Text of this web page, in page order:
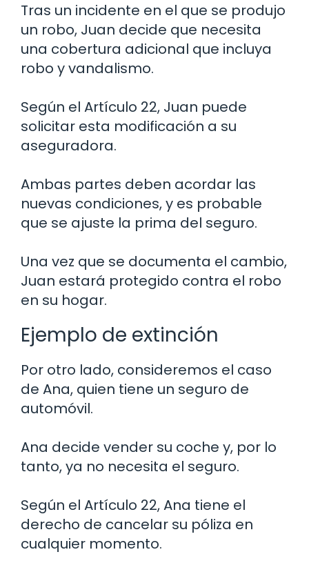
Tras un incidente en el que se produjo
un robo, Juan decide que necesita
una cobertura adicional que incluya
robo y vandalismo.
Según el Artículo 22, Juan puede
solicitar esta modificación a su
aseguradora.
Ambas partes deben acordar las
nuevas condiciones, y es probable
que se ajuste la prima del seguro.
Una vez que se documenta el cambio,
Juan estará protegido contra el robo
en su hogar.
Ejemplo de extinción
Por otro lado, consideremos el caso
de Ana, quien tiene un seguro de
automóvil.
Ana decide vender su coche y, por lo
tanto, ya no necesita el seguro.
Según el Artículo 22, Ana tiene el
derecho de cancelar su póliza en
cualquier momento.